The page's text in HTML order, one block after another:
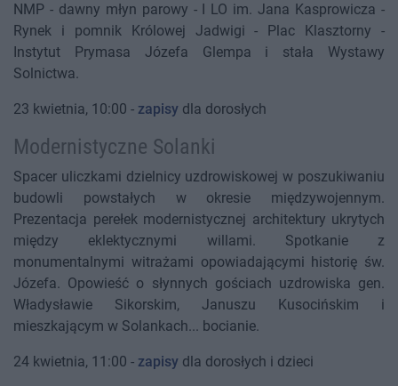
NMP - dawny młyn parowy - I LO im. Jana Kasprowicza -
Rynek i pomnik Królowej Jadwigi - Plac Klasztorny -
Instytut Prymasa Józefa Glempa i stała Wystawy
Solnictwa.
23 kwietnia, 10:00 - zapisy dla dorosłych
Modernistyczne Solanki
Spacer uliczkami dzielnicy uzdrowiskowej w poszukiwaniu
budowli powstałych w okresie międzywojennym.
Prezentacja perełek modernistycznej architektury ukrytych
między eklektycznymi willami. Spotkanie z
monumentalnymi witrażami opowiadającymi historię św.
Józefa. Opowieść o słynnych gościach uzdrowiska gen.
Władysławie Sikorskim, Januszu Kusocińskim i
mieszkającym w Solankach... bocianie.
24 kwietnia, 11:00 - zapisy dla dorosłych i dzieci